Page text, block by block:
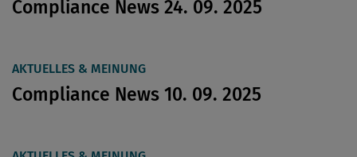
Compliance News 24. 09. 2025
AKTUELLES & MEINUNG
Compliance News 10. 09. 2025